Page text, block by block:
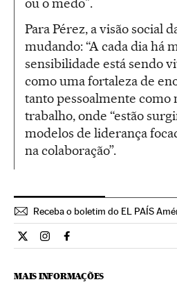
Para Pérez, a visão social
mudando: “A cada dia há
sensibilidade está sendo
como uma fortaleza de
tanto pessoalmente como
trabalho, onde “estão
modelos de liderança
na colaboração”.
Receba o boletim do EL PAÍS
Ciencia El País Brasil en Twitter
Ciencia El País Brasil en
Ciencia El País Brasil
MAIS INFORMAÇÕES